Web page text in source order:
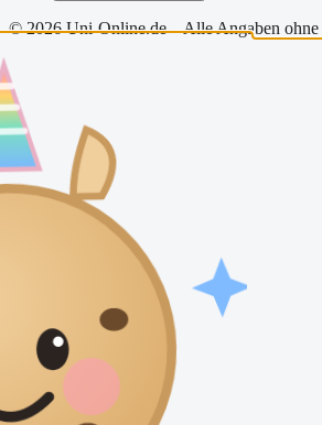
©2026Uni-Online.de – Alle Angaben ohne